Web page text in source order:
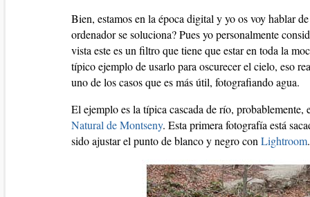
Bien, estamos en la época digital y yo os voy hablar
ordenador se soluciona? Pues yo personalmente
vista este es un filtro que tiene que estar en toda la
típico ejemplo de usarlo para oscurecer el cielo, eso
uno de los casos que es más útil, fotografiando agua.
El ejemplo es la típica cascada de río,
Natural de Montseny. Esta primera fotografía está
sido ajustar el punto de blanco y negro conLightroom.